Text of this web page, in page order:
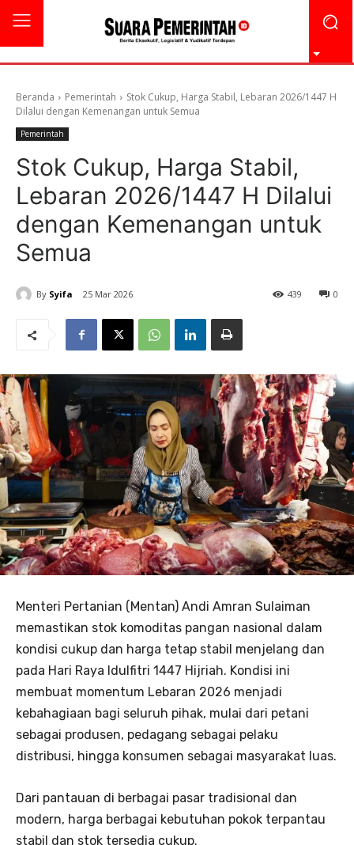
Beranda Pemerintah
Stok Cukup, Harga Stabil, Lebaran 2026/1447 H
Dilalui dengan Kemenangan untuk Semua
Pemerintah
Stok Cukup, Harga Stabil,
Lebaran 2026/1447 H Dilalui
dengan Kemenangan untuk
Semua
By Syifa 25 Mar 2026 0
439
Menteri Pertanian (Mentan) Andi Amran Sulaiman
memastikan stok komoditas pangan nasional dalam
kondisi cukup dan harga tetap stabil menjelang dan
pada Hari Raya Idulfitri 1447 Hijriah. Kondisi ini
membuat momentum Lebaran 2026 menjadi
kebahagiaan bagi seluruh pihak, mulai dari petani
sebagai produsen, pedagang sebagai pelaku
distribusi, hingga konsumen sebagai masyarakat luas.
Dari pantauan di berbagai pasar tradisional dan
modern, harga berbagai kebutuhan pokok terpantau
stabil dan stok tersedia cukup.